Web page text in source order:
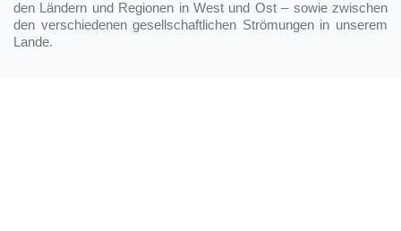
den Ländern und Regionen in West und Ost – sowie zwischen
den verschiedenen gesellschaftlichen Strömungen in unserem
Lande.